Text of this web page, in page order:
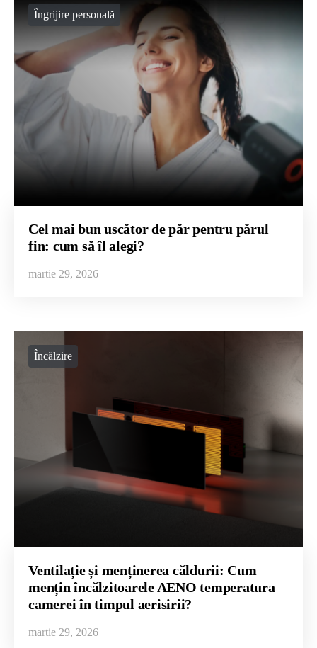
Îngrijire personală
Cel mai bun uscător de păr pentru părul
fin: cum să îl alegi?
martie 29, 2026
Încălzire
Ventilație și menținerea căldurii: Cum
mențin încălzitoarele AENO temperatura
camerei în timpul aerisirii?
martie 29, 2026